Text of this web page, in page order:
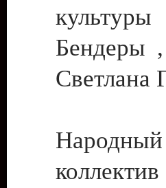
Бендеры ,
Светлана